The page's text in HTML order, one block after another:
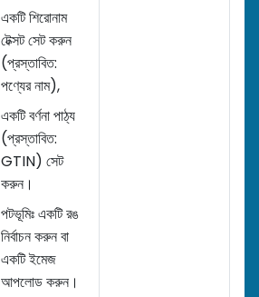
একটি শিরোনাম
টেক্সট সেট করুন
(প্রস্তাবিত:
পণ্যের নাম),
একটি বর্ণনা পাঠ্য
(প্রস্তাবিত:
GTIN) সেট
করুন।
পটভূমিঃ একটি রঙ
নির্বাচন করুন বা
একটি ইমেজ
আপলোড করুন।